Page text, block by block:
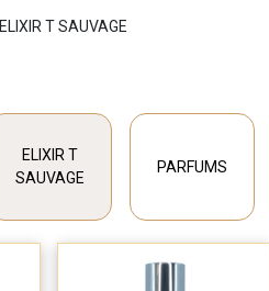
ELIXIR T SAUVAGE
ELIXIR T
SAUVAGE
PARFUMS